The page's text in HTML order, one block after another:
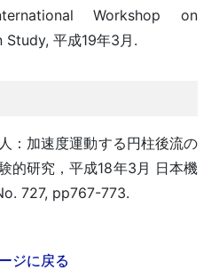
Workshop on
平成19年3月.
：加速度運動する円柱後流の
的研究，平成18年3月 日本機
727, pp767-773.
ジに戻る